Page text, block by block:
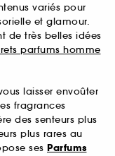
variés pour
et glamour.
de très belles idées
parfums homme
laisser envoûter
fragrances
des senteurs plus
plus rares au
ses Parfums